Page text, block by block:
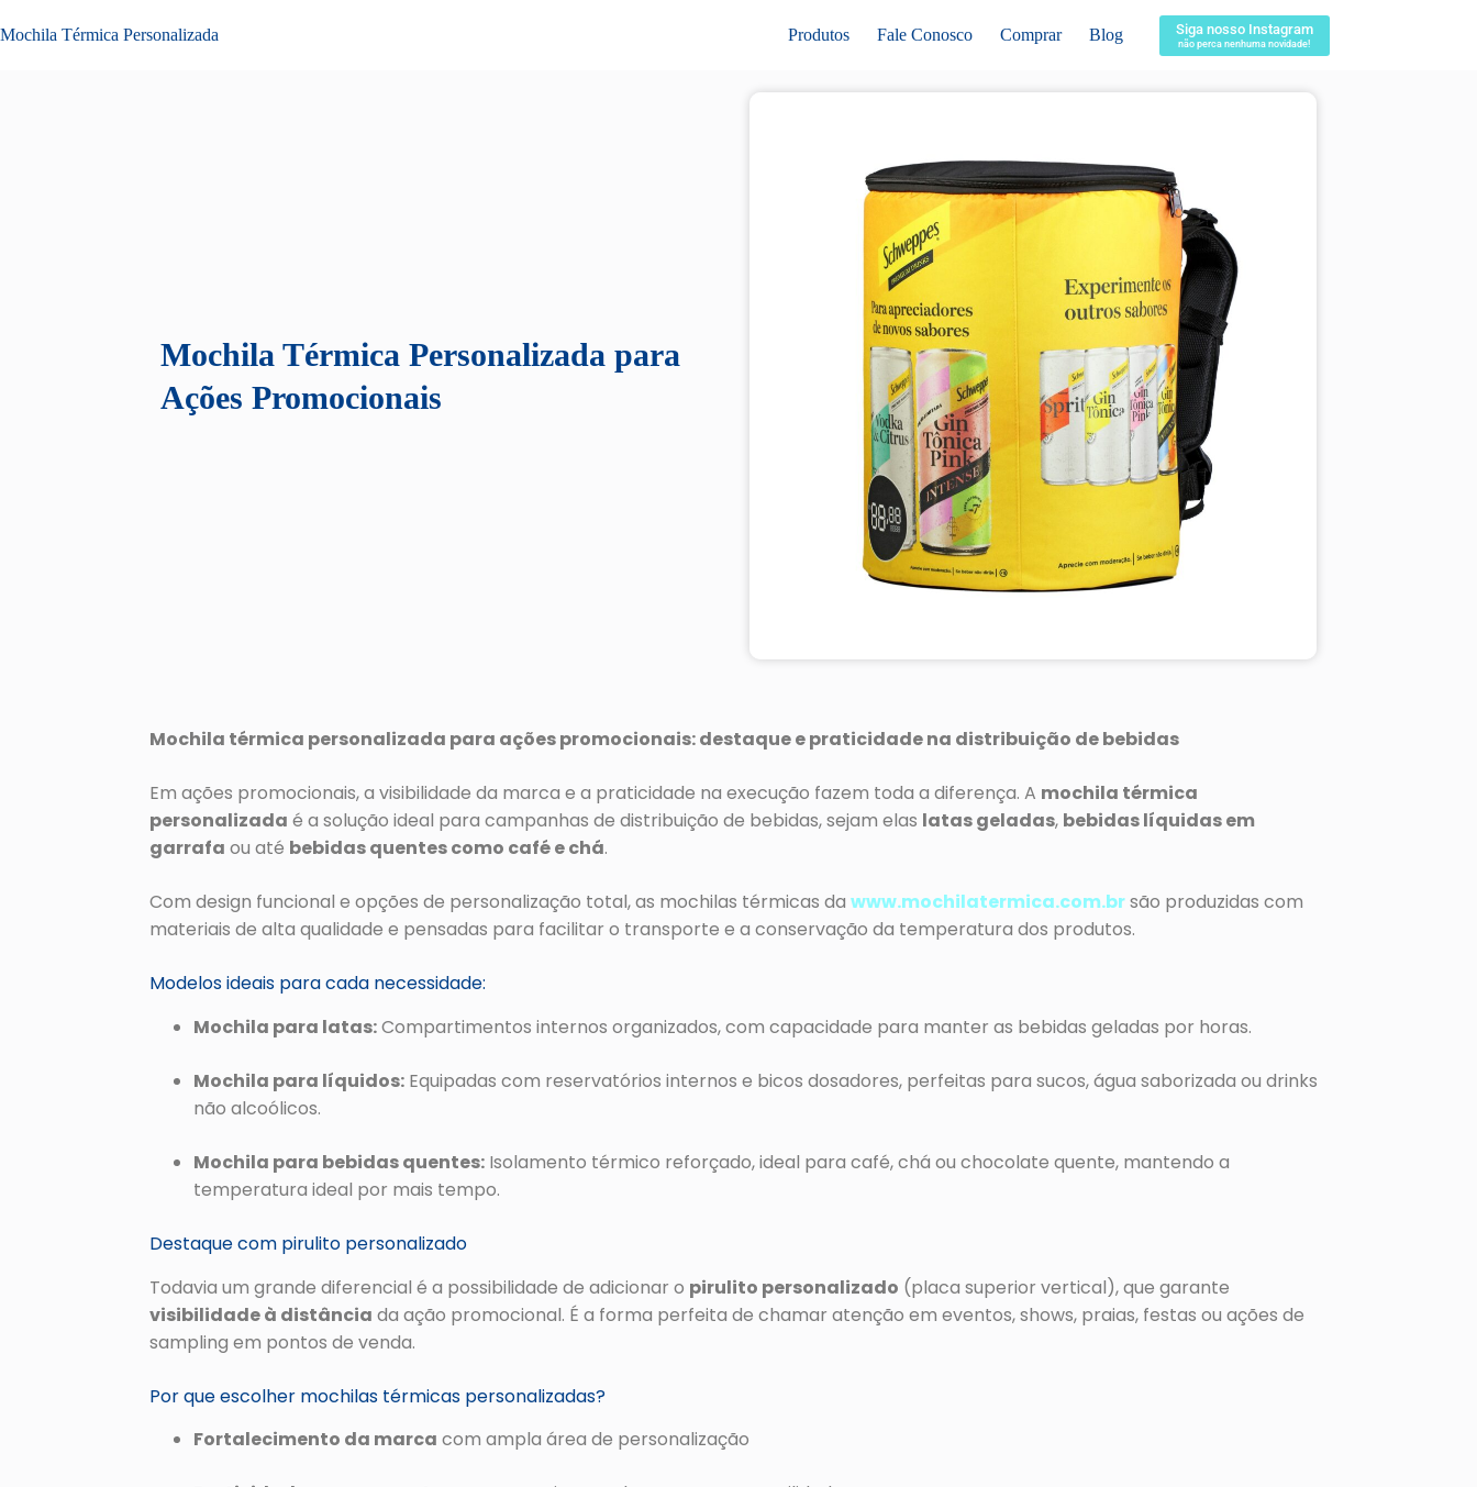
Mochila Térmica Personalizada Produtos Fale Conosco Comprar Blog Siga nosso Instagram
não perca nenhuma novidade!
Mochila Térmica Personalizada para
Ações Promocionais
Mochila térmica personalizada para ações promocionais: destaque e praticidade na distribuição de bebidas
Em ações promocionais, a visibilidade da marca e a praticidade na execução fazem toda a diferença. A mochila térmica
personalizada é a solução ideal para campanhas de distribuição de bebidas, sejam elas latas geladas, bebidas líquidas em
garrafa ou até bebidas quentes como café e chá.
Com design funcional e opções de personalização total, as mochilas térmicas da www.mochilatermica.com.brsão produzidas com
materiais de alta qualidade e pensadas para facilitar o transporte e a conservação da temperatura dos produtos.
Modelos ideais para cada necessidade:
Mochila para latas:Compartimentos internos organizados, com capacidade para manter as bebidas geladas por horas.
Mochila para líquidos: Equipadas com reservatórios internos e bicos dosadores, perfeitas para sucos, água saborizada ou drinks
não alcoólicos.
Mochila para bebidas quentes: Isolamento térmico reforçado, ideal para café, chá ou chocolate quente, mantendo a
temperatura ideal por mais tempo.
Destaque com pirulito personalizado
Todavia um grande diferencial é a possibilidade de adicionar o pirulito personalizado (placa superior vertical), que garante
visibilidade à distância da ação promocional. É a forma perfeita de chamar atenção em eventos, shows, praias, festas ou ações de
sampling em pontos de venda.
Por que escolher mochilas térmicas personalizadas?
Fortalecimento da marca com ampla área de personalização